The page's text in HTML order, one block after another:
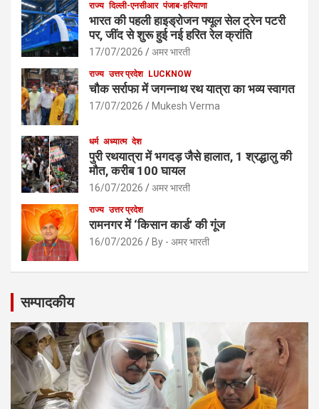
राज्य दिल्ली-एनसीआर पंजाब-हरियाणा
भारत की पहली हाइड्रोजन फ्यूल सेल ट्रेन पटरी
पर, जींद से शुरू हुई नई हरित रेल क्रांति
17/07/2026 अमर भारती
राज्य उत्तर प्रदेश LUCKNOW
चौक सर्राफा में जगन्नाथ रथ यात्रा का भव्य स्वागत
17/07/2026 Mukesh Verma
धर्म अध्यात्म देश
पुरी रथयात्रा में भगदड़ जैसे हालात, 1 श्रद्धालु की
मौत, करीब 100 घायल
16/07/2026 अमर भारती
राज्य उत्तर प्रदेश
रामनगर में ‘किसान कार्ड’ की गूंज
16/07/2026 By - अमर भारती
सम्पादकीय